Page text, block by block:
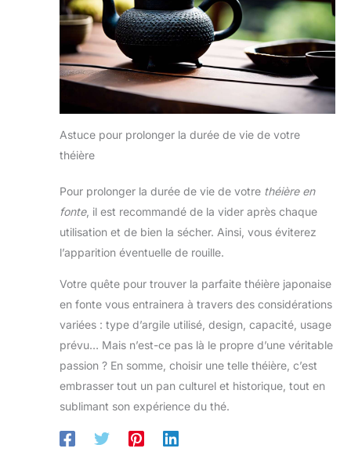
Astuce pour prolonger la durée de vie de votre
théière
Pour prolonger la durée de vie de votre théière en
fonte, il est recommandé de la vider après chaque
utilisation et de bien la sécher. Ainsi, vous éviterez
l’apparition éventuelle de rouille.
Votre quête pour trouver la parfaite théière japonaise
en fonte vous entrainera à travers des considérations
variées : type d’argile utilisé, design, capacité, usage
prévu… Mais n’est-ce pas là le propre d’une véritable
passion ? En somme, choisir une telle théière, c’est
embrasser tout un pan culturel et historique, tout en
sublimant son expérience du thé.